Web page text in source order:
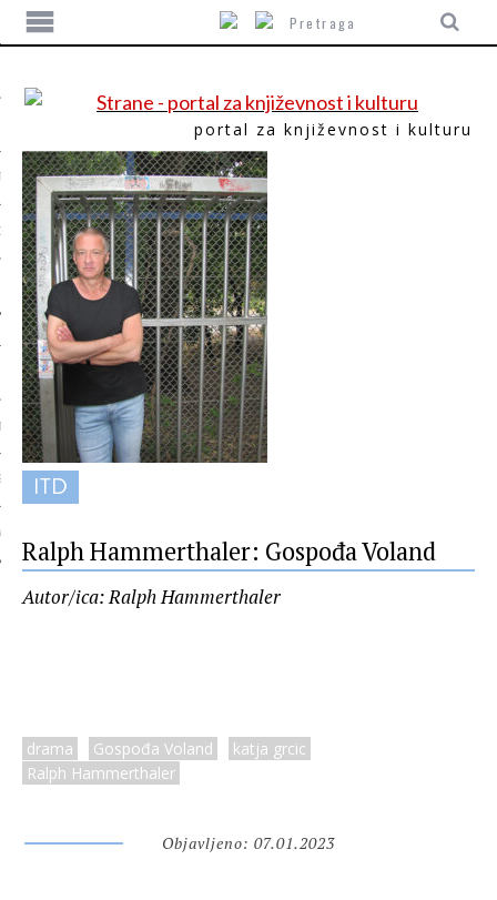
portal za književnost i kulturu
ITD
Ralph Hammerthaler: Gospođa Voland
Autor/ica: Ralph Hammerthaler
drama Gospođa Voland
katja grcic
Ralph Hammerthaler
Objavljeno: 07.01.2023